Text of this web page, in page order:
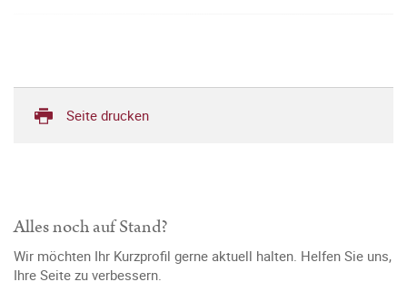
Seite drucken
Alles noch auf Stand?
Wir möchten Ihr Kurzprofil gerne aktuell halten. Helfen Sie uns,
Ihre Seite zu verbessern.